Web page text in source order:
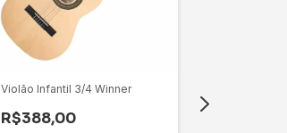
Violão Infantil 3/4 Winner
R$388,00